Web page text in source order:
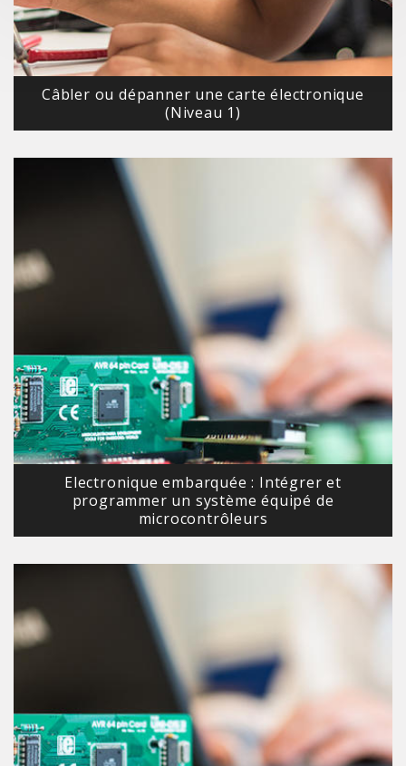
Câbler ou dépanner une carte électronique
(Niveau 1)
Electronique embarquée : Intégrer et
programmer un système équipé de
microcontrôleurs